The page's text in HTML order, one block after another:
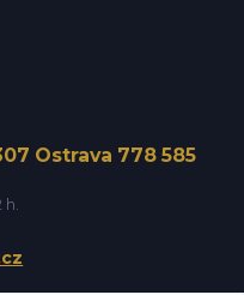
Ostrava 778 585